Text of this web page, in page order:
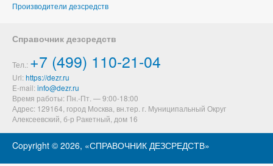
Производители дезсредств
Справочник дезсредств
Тел.: +7 (499) 110-21-04
Url: https://dezr.ru
E-mail:
Время работы: Пн.-Пт. — 9:00-18:00
Адрес: 129164, город Москва, вн.тер. г. Муниципальный Округ
Алексеевский б-р Ракетный, дом 16
Copyright © 2026, «СПРАВОЧНИК ДЕЗСРЕДСТВ»